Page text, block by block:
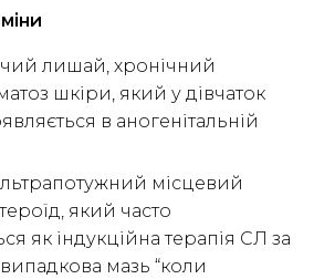
лишай, хронічний
шкіри, який у дівчаток
в аногенітальній
місцевий
який часто
як індукційна терапія СЛ за
мазь “коли